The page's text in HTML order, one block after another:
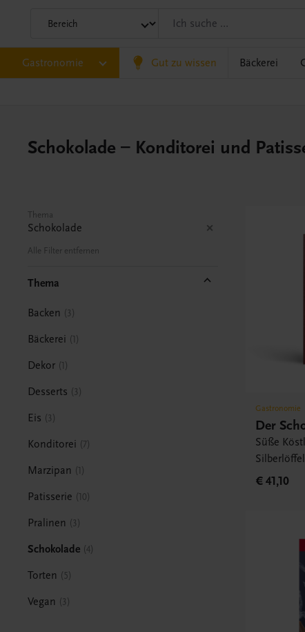
Gastronomie Gut zu wissen Bäckerei
Schokolade – Konditorei und
Thema
Schokolade
Alle Filter entfernen
Thema
Backen 3
Bäckerei 1
Dekor 1
Desserts 3
Eis 3
Konditorei 7
Marzipan 1
Patisserie 10
Pralinen 3
Schokolade 4
Torten 5
Vegan 3
Gastronomie
Der
Süße
€ 41,10